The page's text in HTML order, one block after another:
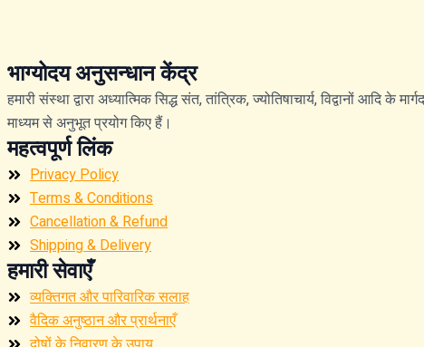
भाग्योदय अनुसन्धान केंद्र
हमारी संस्था द्वारा अध्यात्मिक सिद्ध संत, तांत्रिक, ज्योतिषाचार्य, विद्वानों
माध्यम से अनुभूत प्रयोग किए हैं।
महत्वपूर्ण लिंक
Privacy Policy
Terms & Conditions
Cancellation & Refund
Shipping & Delivery
हमारी सेवाएँ
व्यक्तिगत और पारिवारिक सलाह
वैदिक अनुष्ठान और प्रार्थनाएँ